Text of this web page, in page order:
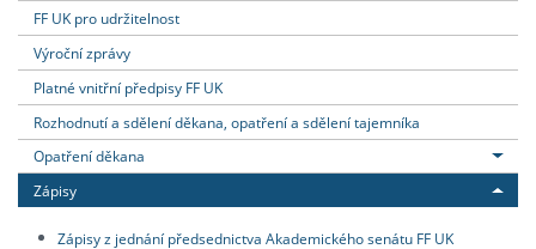
FF UK pro udržitelnost
Výroční zprávy
Platné vnitřní předpisy FF UK
Rozhodnutí a sdělení děkana, opatření a sdělení tajemníka
Opatření děkana
Zápisy
Zápisy z jednání předsednictva Akademického senátu FF UK